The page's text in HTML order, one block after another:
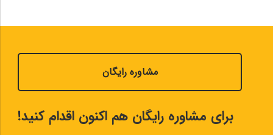
مشاوره رایگان
برای مشاوره رایگان هم اکنون اقدام کنید!